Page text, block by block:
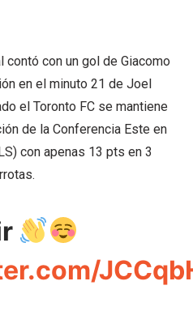
contó con un gol de Giacomo
en el minuto 21 de Joel
el Toronto FC se mantiene
de la Conferencia Este en
con apenas 13 pts en 3